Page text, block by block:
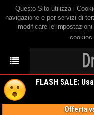
Questo Sito utilizza i
navigazione e per servizi di
modificare le
cookies.
FLASH SALE:
Offerta